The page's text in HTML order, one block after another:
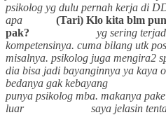
psikolog yg dulu pernah kerja di
apa (Tari) Klo kita blm
pak? yg sering
kompetensinya. cuma bilang utk
misalnya. psikolog juga mengira2
dia bisa jadi bayanginnya ya kaya
bedanya gak
punya psikolog mba. makanya
luar saya jelasin